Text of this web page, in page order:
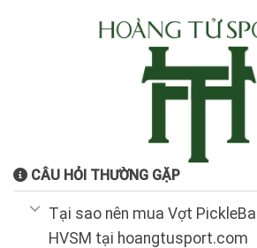
CÂU HỎI THƯỜNG GẶP
Tại sao nên mua Vợt
HVSM tại hoangtusport.com